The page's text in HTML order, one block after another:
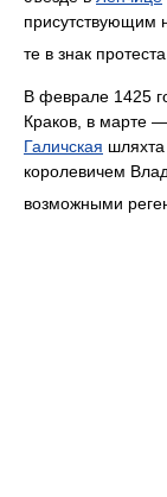
присутствующим
те в знак
В феврале 1425
Краков, в марте —
Галичская
королевичем
возможными